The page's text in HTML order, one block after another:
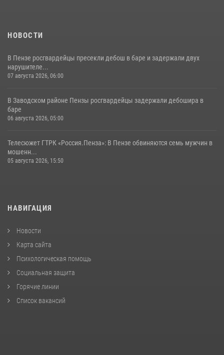
НОВОСТИ
В Пензе росгвардейцы пресекли дебош в баре и задержали двух
нарушителе...
07 августа 2026, 06:00
В Заводском районе Пензы росгвардейцы задержали дебошира в
баре
06 августа 2026, 05:00
Телесюжет ГТРК «Россия.Пенза»: В Пензе обвиняются семь мужчин в
мошенн...
05 августа 2026, 15:50
НАВИГАЦИЯ
Новости
Карта сайта
Психологическая помощь
Социальная защита
Горячие линии
Список вакансий